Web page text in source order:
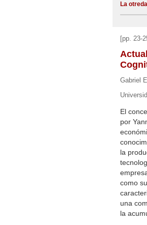
La
[pp. 23-
Gabriel
El
por
la
como
una
la